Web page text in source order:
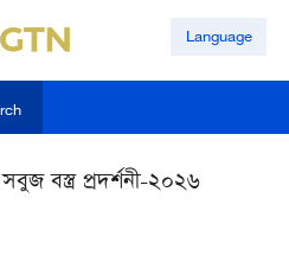
Language
বস্ত্র প্রদর্শনী-২০২৬